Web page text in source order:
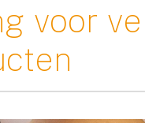
voor